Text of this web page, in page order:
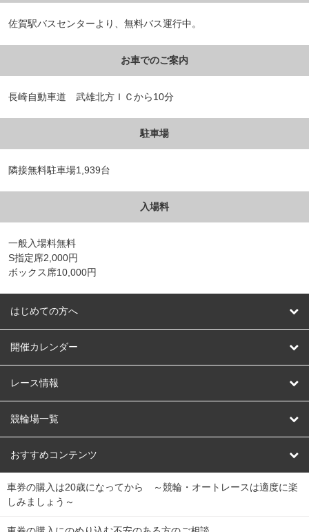
佐賀駅バスセンターより、無料バス運行中。
お車でのご案内
長崎自動車道 武雄北方ＩＣから10分
駐車場
隣接無料駐車場1,939台
入場料
一般入場料無料
S指定席2,000円
ボックス席10,000円
はじめての方へ
はじめての方へ
開催カレンダー
競輪
オートレース
競輪くじ
Dokanto!
チャリロトプラザ
レース情報
レース予想
レース結果
キャリーオーバー一覧
競輪場一覧
北日本 函館競輪場
関
東
弥彦競輪場 前橋競輪場 取手競輪場 宇都宮競輪場
おすすめコンテンツ
競輪選手情報
Perfecta Navi
車券の購入は20歳になってから ～競輪・オートレースは適度に楽
しみましょう～